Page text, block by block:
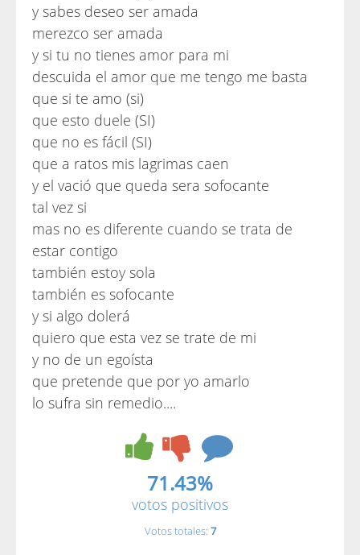
y sabes deseo ser amada
merezco ser amada
y si tu no tienes amor para mi
descuida el amor que me tengo me basta
que si te amo (si)
que esto duele (SI)
que no es fácil (SI)
que a ratos mis lagrimas caen
y el vació que queda sera sofocante
tal vez si
mas no es diferente cuando se trata de
estar contigo
también estoy sola
también es sofocante
y si algo dolerá
quiero que esta vez se trate de mi
y no de un egoísta
que pretende que por yo amarlo
lo sufra sin remedio....
71.43%
votos positivos
Votos totales: 7